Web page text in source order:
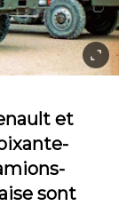
et
sont